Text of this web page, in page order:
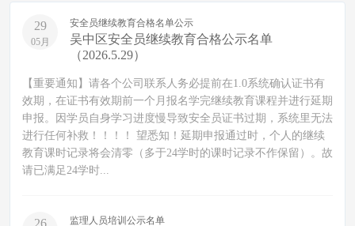
29
05月
安全员继续教育合格名单公示
吴中区安全员继续教育合格公示名单
（2026.5.29）
【重要通知】请各个公司联系人务必提前在1.0系统确认证书有
效期，在证书有效期前一个月报名学完继续教育课程并进行延期
申报。因学员自身学习进度慢导致安全员证书过期，系统里无法
进行任何补救！！！！ 望悉知！延期申报通过时，个人的继续
教育课时记录将会清零（多于24学时的课时记录不作保留）。故
请已满足24学时...
26 监理人员培训公示名单